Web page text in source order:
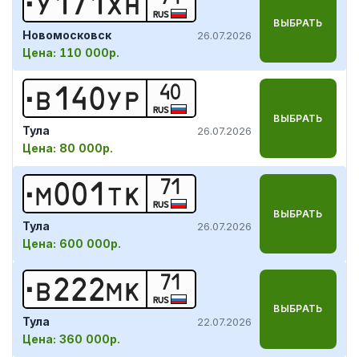
RUS
Новомосковск 26.07.2026
Цена: 110 000р.
ВЫБРАТЬ
В 1 40УР 40
RUS
Тула 26.07.2026
Цена: 80 000р.
ВЫБРАТЬ
М001 ТК 71
RUS
Тула 26.07.2026
Цена: 600 000р.
ВЫБРАТЬ
В222МК 71
RUS
Тула 22.07.2026
Цена: 360 000р.
ВЫБРАТЬ